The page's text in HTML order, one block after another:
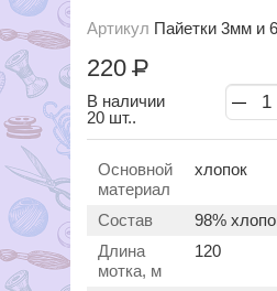
Артикул Пайетки 3мм и
220Р
В наличии
20 шт..
Основной
материал
хлопок
Состав
98%
Длина
мотка, м
120